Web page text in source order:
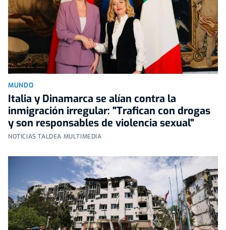
MUNDO
Italia y Dinamarca se alían contra la
inmigración irregular: "Trafican con drogas
y son responsables de violencia sexual"
NOTICIAS TALDEA MULTIMEDIA